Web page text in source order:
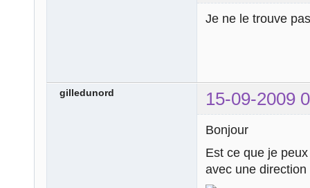
Je ne le trouve
gilledunord 15-09-2009
Bonjour
Est ce que je
avec une